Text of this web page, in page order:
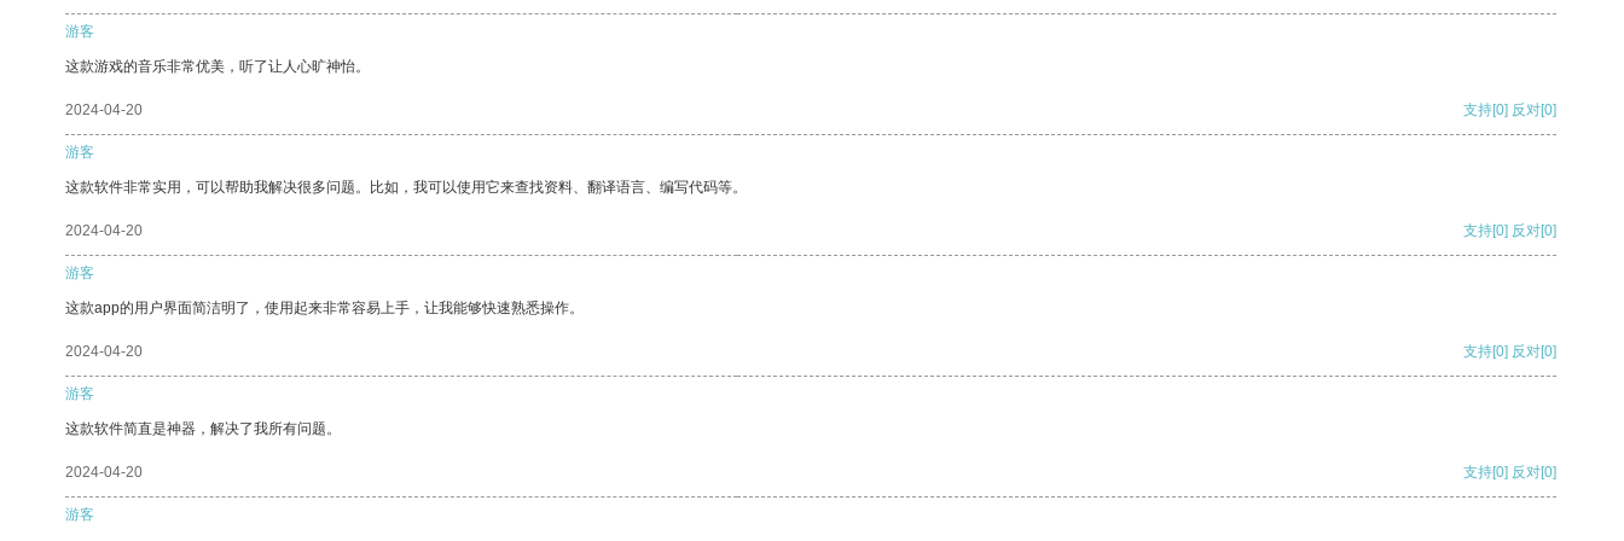
游客
这款游戏的音乐非常优美，听了让人心旷神怡。
2024-04-20 支持[0] 反对[0]
游客
这款软件非常实用，可以帮助我解决很多问题。比如，我可以使用它来查找资料、翻译语言、编写代码等。
2024-04-20 支持[0] 反对[0]
游客
这款app的用户界面简洁明了，使用起来非常容易上手，让我能够快速熟悉操作。
2024-04-20 支持[0] 反对[0]
游客
这款软件简直是神器，解决了我所有问题。
2024-04-20 支持[0] 反对[0]
游客